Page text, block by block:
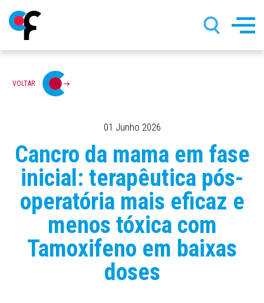
paraVOLTAR
01 Junho 2026
Cancro da mama em fase
inicial: terapêutica pós-
operatória mais eficaz e
menos tóxica com
Tamoxifeno em baixas
doses